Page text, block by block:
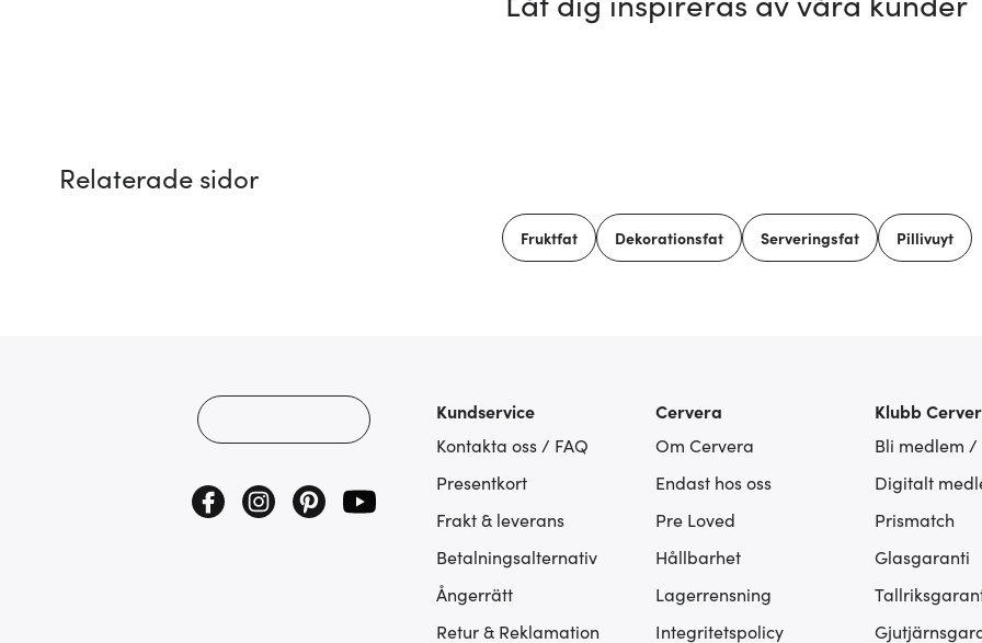
Relaterade sidor
Fruktfat Dekorationsfat Serveringsfat Pillivuyt
Kundservice
Kontakta oss / FAQ
Presentkort
Frakt & leverans
Betalningsalternativ
Ångerrätt
Retur & Reklamation
Cervera
Om Cervera
Endast hos oss
Pre Loved
Hållbarhet
Lagerrensning
Integritetspolicy
Klubb
Bli medlem /
Digitalt
Prismatch
Glasgaranti